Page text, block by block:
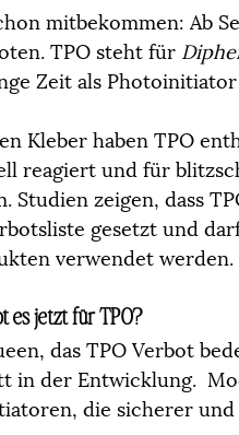
mitbekommen: Ab
TPO steht für
Zeit als
Kleber haben TPO
reagiert und für
Studien zeigen, dass
gesetzt und
verwendet werden.
es jetzt für TPO?
das TPO Verbot
in der Entwicklung.
die sicherer